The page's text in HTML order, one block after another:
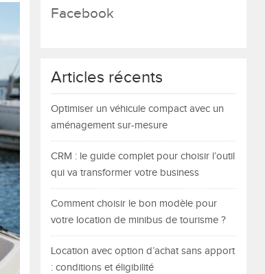
Facebook
Articles récents
Optimiser un véhicule compact avec un
aménagement sur-mesure
CRM : le guide complet pour choisir l’outil
qui va transformer votre business
Comment choisir le bon modèle pour
votre location de minibus de tourisme ?
Location avec option d’achat sans apport
: conditions et éligibilité